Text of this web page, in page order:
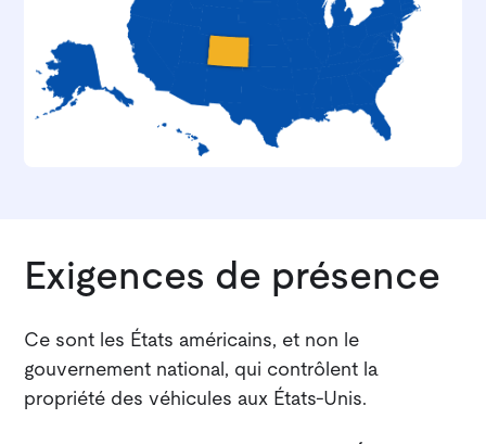
Exigences de présence
Ce sont les États américains, et non le
gouvernement national, qui contrôlent la
propriété des véhicules aux États-Unis.